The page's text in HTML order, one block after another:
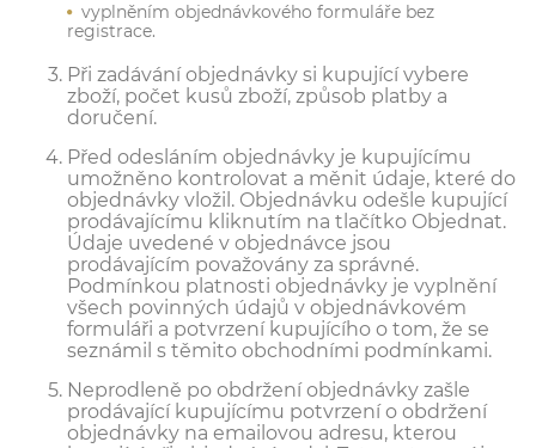
vyplněním objednávkového formuláře bez
registrace.
Při zadávání objednávky si kupující vybere
zboží, počet kusů zboží, způsob platby a
doručení.
Před odesláním objednávky je kupujícímu
umožněno kontrolovat a měnit údaje, které do
objednávky vložil. Objednávku odešle kupující
prodávajícímu kliknutím na tlačítko Objednat.
Údaje uvedené v objednávce jsou
prodávajícím považovány za správné.
Podmínkou platnosti objednávky je vyplnění
všech povinných údajů v objednávkovém
formuláři a potvrzení kupujícího o tom, že se
seznámil s těmito obchodními podmínkami.
Neprodleně po obdržení objednávky zašle
prodávající kupujícímu potvrzení o obdržení
objednávky na emailovou adresu, kterou